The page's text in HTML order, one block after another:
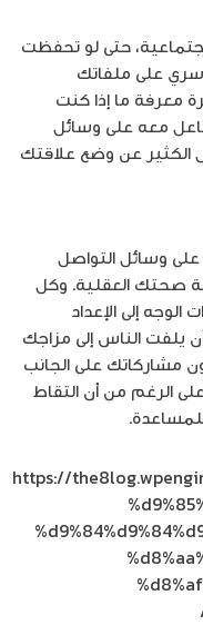
حتى لو تحفظت
على ملفاتك
معرفة ما إذا كنت
معه على وسائل
الكثير عن وضع علاقتك
وسائل التواصل
صحتك العقلية. وكل
إلى الإعداد
يلفت الناس إلى مزاجك
مشاركاتك على الجانب
الرغم من أن التقاط
https://